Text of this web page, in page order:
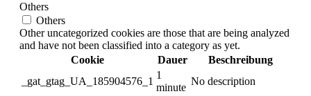
Others
Others
Other uncategorized cookies are those that are being analyzed
and have not been classified into a category as yet.
Cookie
Dauer
Beschreibung
_gat_gtag_UA_185904576_1
1
minute
No description